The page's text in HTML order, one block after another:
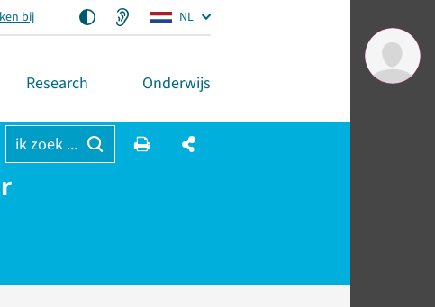
bij NL
Research Onderwijs
ik zoek ...